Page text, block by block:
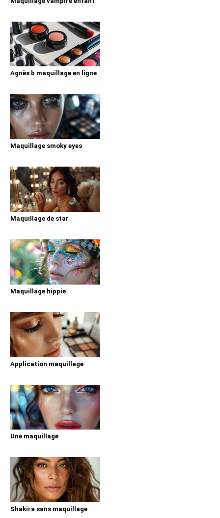
Agnès b maquillage en ligne
Maquillage smoky eyes
Maquillage de star
Maquillage hippie
Application maquillage
Une maquillage
Shakira sans maquillage